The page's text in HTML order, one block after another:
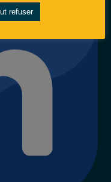
refuser